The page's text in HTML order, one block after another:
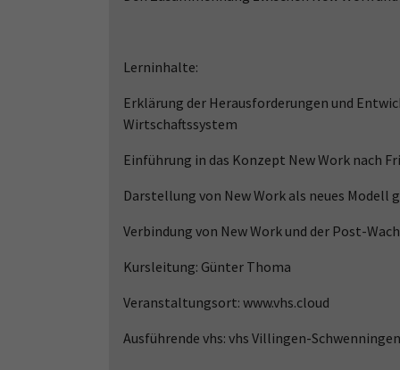
Lerninhalte:
Erklärung der Herausforderungen und
Wirtschaftssystem
Einführung in das Konzept New Work nach
Darstellung von New Work als neues Modell
Verbindung von New Work und der Post-
Kursleitung: Günter Thoma
Veranstaltungsort: www.vhs.cloud
Ausführende vhs: vhs Villingen-Schwenningen